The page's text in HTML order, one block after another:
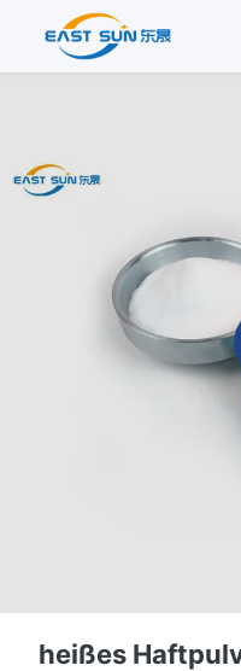
heißes